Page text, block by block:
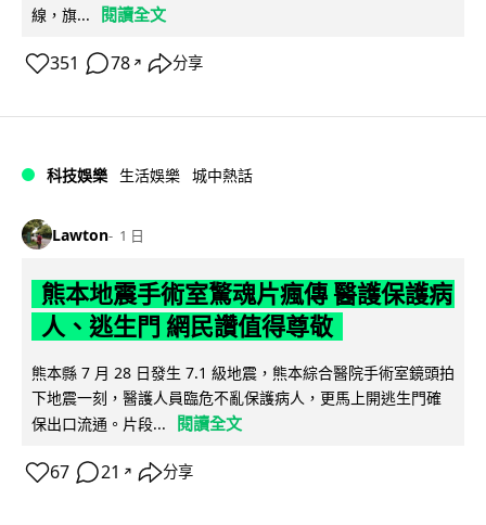
線，旗...
閱讀全文
351 78 ↗ 分享
科技娛樂 生活娛樂 城中熱話
Lawton 1 日
熊本地震手術室驚魂片瘋傳 醫護保護病
人、逃生門 網民讚值得尊敬
熊本縣 7 月 28 日發生 7.1 級地震，熊本綜合醫院手術室鏡頭拍
下地震一刻，醫護人員臨危不亂保護病人，更馬上開逃生門確
保出口流通。片段...
閱讀全文
67 21 ↗ 分享